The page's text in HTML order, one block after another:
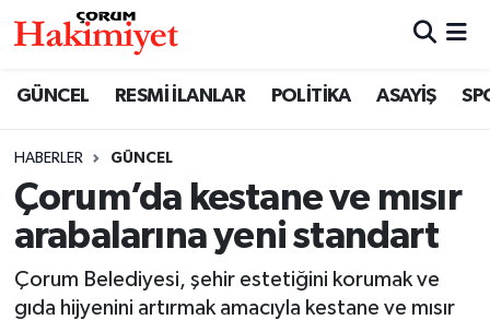
GÜNCEL RESMİ İLANLAR POLİTİKA ASAYİŞ
HABERLER GÜNCEL
Çorum’da kestane ve mısır
arabalarına yeni standart
Çorum Belediyesi, şehir estetiğini korumak ve
gıda hijyenini artırmak amacıyla kestane ve mısır
SAĞLIK
ASAYİŞ
EKONOMİ
Nöbetçi Eczaneler
Çorum Namaz Vakitleri
Trafik Durumu
Süper Lig Puan Durumu ve Fikstür